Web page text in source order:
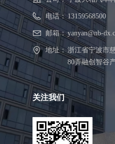
电话：13159568500
邮箱：yanyan@nb-
地址： 浙江省宁波市
80弄融创智谷
关注我们